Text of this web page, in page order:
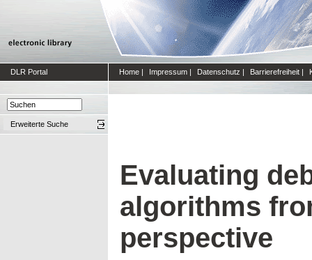
DLR Portal Home | Impressum | Datenschutz | Barrierefreiheit |
Erweiterte Suche
Evaluating
algorithms
perspective